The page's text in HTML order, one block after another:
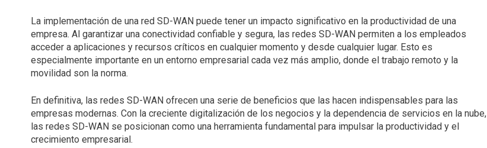
La implementación de una red SD-WAN puede tener un impacto significativo en la productividad de una
empresa. Al garantizar una conectividad confiable y segura, las redes SD-WAN permiten a los empleados
acceder a aplicaciones y recursos críticos en cualquier momento y desde cualquier lugar. Esto es
especialmente importante en un entorno empresarial cada vez más amplio, donde el trabajo remoto y la
movilidad son la norma.
En definitiva, las redes SD-WAN ofrecen una serie de beneficios que las hacen indispensables para las
empresas modernas. Con la creciente digitalización de los negocios y la dependencia de servicios en la nube,
las redes SD-WAN se posicionan como una herramienta fundamental para impulsar la productividad y el
crecimiento empresarial.